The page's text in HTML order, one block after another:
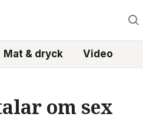
Mat & dryck Video
om sex